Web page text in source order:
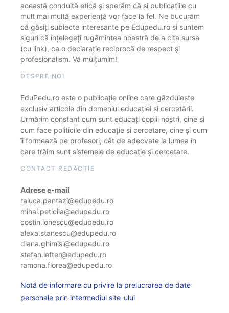
această conduită etică și sperăm că și publicațiile cu
mult mai multă experiență vor face la fel. Ne bucurăm
că găsiți subiecte interesante pe Edupedu.ro și suntem
siguri că înțelegeți rugămintea noastră de a cita sursa
(cu link), ca o declarație reciprocă de respect și
profesionalism. Vă mulțumim!
DESPRE NOI
EduPedu.ro este o publicație online care găzduiește
exclusiv articole din domeniul educației și cercetării.
Urmărim constant cum sunt educați copiii noștri, cine și
cum face politicile din educație și cercetare, cine și cum
îi formează pe profesori, cât de adecvate la lumea în
care trăim sunt sistemele de educație și cercetare.
CONTACT REDACȚIE
Adrese e-mail
raluca.pantazi@edupedu.ro
mihai.peticila@edupedu.ro
costin.ionescu@edupedu.ro
alexa.stanescu@edupedu.ro
diana.ghimisi@edupedu.ro
stefan.lefter@edupedu.ro
ramona.florea@edupedu.ro
Notă de informare cu privire la prelucrarea de date
personale prin intermediul site-ului